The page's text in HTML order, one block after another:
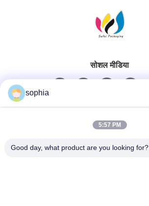
सोशल मीडिया
त्वरित संपर्क
sophia
5:57 PM
Good day, what product are you looking for?